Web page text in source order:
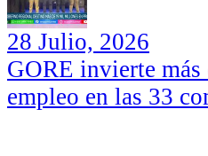
28 Julio, 2026
GORE invierte
empleo en las 33